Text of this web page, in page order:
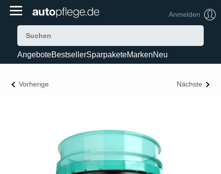
Anmelden
AngeboteBestsellerSparpaketeMarkenNeu
Vorherige Nächste